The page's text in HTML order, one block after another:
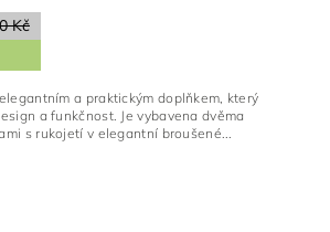
Kč
a praktickým doplňkem, který
a funkčnost. Je vybavena dvěma
s rukojetí v elegantní broušené...